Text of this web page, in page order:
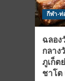
กีฬา-ท่
ฉลอ
กลาง
ภูเก็ต
ชาโต